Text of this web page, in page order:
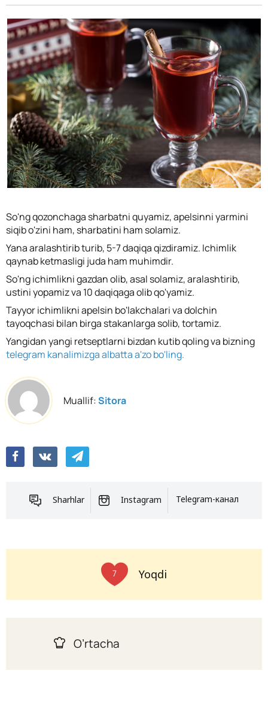
So'ng qozonchaga sharbatni quyamiz, apelsinni yarmini
siqib o'zini ham, sharbatini ham solamiz.
Yana aralashtirib turib, 5-7 daqiqa qizdiramiz. Ichimlik
qaynab ketmasligi juda ham muhimdir.
So'ng ichimlikni gazdan olib, asal solamiz, aralashtirib,
ustini yopamiz va 10 daqiqaga olib qo'yamiz.
Tayyor ichimlikni apelsin bo'lakchalari va dolchin
tayoqchasi bilan birga stakanlarga solib, tortamiz.
Yangidan yangi retseptlarni bizdan kutib qoling va bizning
telegram kanalimizga albatta a'zo bo'ling.
Muallif:Sitora
Sharhlar Instagram Telegram-канал
7 Yoqdi
O’rtacha